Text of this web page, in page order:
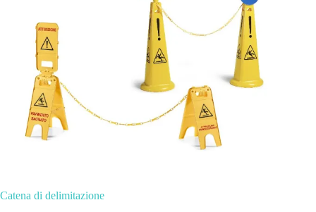
Catena di delimitazione